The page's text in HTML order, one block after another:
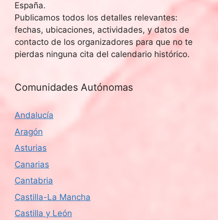
España.
Publicamos todos los detalles relevantes:
fechas, ubicaciones, actividades, y datos de
contacto de los organizadores para que no te
pierdas ninguna cita del calendario histórico.
Comunidades Autónomas
Andalucía
Aragón
Asturias
Canarias
Cantabria
Castilla-La Mancha
Castilla y León